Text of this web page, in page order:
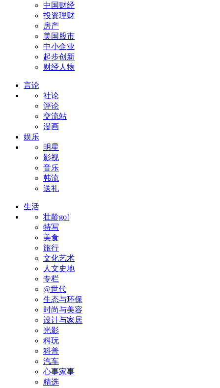
中国财经
投资理财
房产
美国股市
中小企业
起步创新
财经人物
言论
社论
评论
交流站
漫画
娱乐
明星
影视
音乐
韩流
送礼
生活
壮龄go!
特写
美食
旅行
文化艺术
人文史地
专栏
@世代
生态与环保
时尚与美容
设计与家居
光影
科玩
科普
汽车
心事家事
精选